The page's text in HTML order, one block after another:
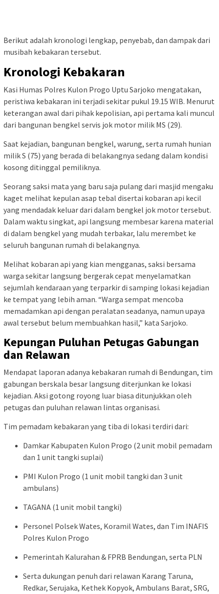
Berikut adalah kronologi lengkap, penyebab, dan dampak dari
musibah kebakaran tersebut.
Kronologi Kebakaran
Kasi Humas Polres Kulon Progo Uptu Sarjoko mengatakan,
peristiwa kebakaran ini terjadi sekitar pukul 19.15 WIB. Menurut
keterangan awal dari pihak kepolisian, api pertama kali muncul
dari bangunan bengkel servis jok motor milik MS (29).
Saat kejadian, bangunan bengkel, warung, serta rumah hunian
milik S (75) yang berada di belakangnya sedang dalam kondisi
kosong ditinggal pemiliknya.
Seorang saksi mata yang baru saja pulang dari masjid mengaku
kaget melihat kepulan asap tebal disertai kobaran api kecil
yang mendadak keluar dari dalam bengkel jok motor tersebut.
Dalam waktu singkat, api langsung membesar karena material
di dalam bengkel yang mudah terbakar, lalu merembet ke
seluruh bangunan rumah di belakangnya.
Melihat kobaran api yang kian mengganas, saksi bersama
warga sekitar langsung bergerak cepat menyelamatkan
sejumlah kendaraan yang terparkir di samping lokasi kejadian
ke tempat yang lebih aman. “Warga sempat mencoba
memadamkan api dengan peralatan seadanya, namun upaya
awal tersebut belum membuahkan hasil,” kata Sarjoko.
Kepungan Puluhan Petugas Gabungan
dan Relawan
Mendapat laporan adanya kebakaran rumah di Bendungan, tim
gabungan berskala besar langsung diterjunkan ke lokasi
kejadian. Aksi gotong royong luar biasa ditunjukkan oleh
petugas dan puluhan relawan lintas organisasi.
Tim pemadam kebakaran yang tiba di lokasi terdiri dari:
Damkar Kabupaten Kulon Progo (2 unit mobil pemadam
dan 1 unit tangki suplai)
PMI Kulon Progo (1 unit mobil tangki dan 3 unit
ambulans)
TAGANA (1 unit mobil tangki)
Personel Polsek Wates, Koramil Wates, dan Tim INAFIS
Polres Kulon Progo
Pemerintah Kalurahan & FPRB Bendungan, serta PLN
Serta dukungan penuh dari relawan Karang Taruna,
Redkar, Serujaka, Kethek Kopyok, Ambulans Barat, SRG,